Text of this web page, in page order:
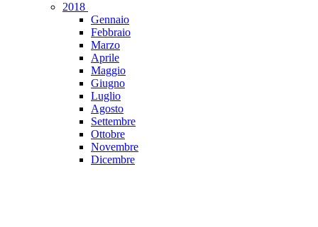
2018
Gennaio
Febbraio
Marzo
Aprile
Maggio
Giugno
Luglio
Agosto
Settembre
Ottobre
Novembre
Dicembre